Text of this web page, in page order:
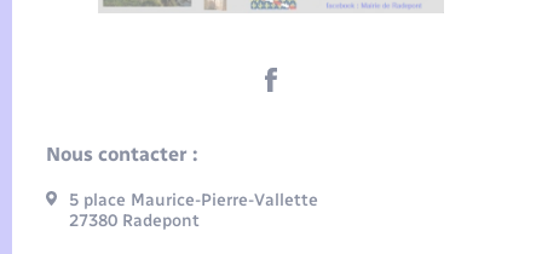
Nous contacter :
5 place Maurice-Pierre-Vallette
27380 Radepont